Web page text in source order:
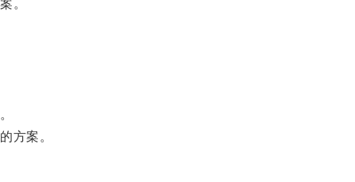
。
方案。